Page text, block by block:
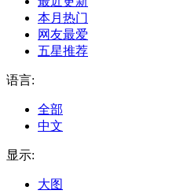
本月热门
网友最爱
五星推荐
语言:
全部
中文
显示:
大图